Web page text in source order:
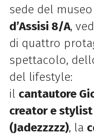
sede del
d’Assisi 8/A,
di quattro
spettacolo,
del lifestyle:
il cantautore
creator e stylist
(Jadezzzzz), la